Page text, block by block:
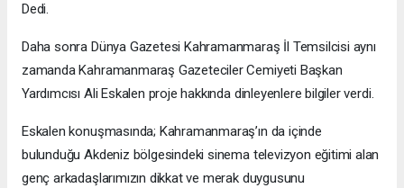
Dedi.
Daha sonra Dünya Gazetesi Kahramanmaraş İl Temsilcisi aynı
zamanda Kahramanmaraş Gazeteciler Cemiyeti Başkan
Yardımcısı Ali Eskalen proje hakkında dinleyenlere bilgiler verdi.
Eskalen konuşmasında; Kahramanmaraş’ın da içinde
bulunduğu Akdeniz bölgesindeki sinema televizyon eğitimi alan
genç arkadaşlarımızın dikkat ve merak duygusunu